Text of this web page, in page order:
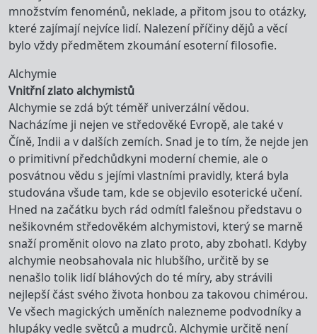
množstvím fenoménů, neklade, a přitom jsou to otázky,
které zajímají nejvíce lidí. Nalezení příčiny dějů a věcí
bylo vždy předmětem zkoumání esoterní filosofie.
Alchymie
Vnitřní zlato alchymistů
Alchymie se zdá být téměř univerzální vědou.
Nacházíme ji nejen ve středověké Evropě, ale také v
Číně, Indii a v dalších zemích. Snad je to tím, že nejde jen
o primitivní předchůdkyni moderní chemie, ale o
posvátnou vědu s jejími vlastními pravidly, která byla
studována všude tam, kde se objevilo esoterické učení.
Hned na začátku bych rád odmítl falešnou představu o
nešikovném středověkém alchymistovi, který se marně
snaží proměnit olovo na zlato proto, aby zbohatl. Kdyby
alchymie neobsahovala nic hlubšího, určitě by se
nenašlo tolik lidí bláhových do té míry, aby strávili
nejlepší část svého života honbou za takovou chimérou.
Ve všech magických uměních nalezneme podvodníky a
hlupáky vedle světců a mudrců. Alchymie určitě není